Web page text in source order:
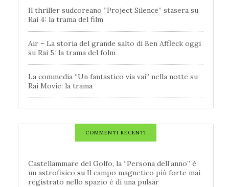
Il thriller sudcoreano “Project Silence” stasera su
Rai 4: la trama del film
Air – La storia del grande salto di Ben Affleck oggi
su Rai 5: la trama del folm
La commedia “Un fantastico via vai” nella notte su
Rai Movie: la trama
COMMENTI RECENTI
Castellammare del Golfo, la “Persona dell’anno” è
un astrofisico su Il campo magnetico più forte mai
registrato nello spazio è di una pulsar